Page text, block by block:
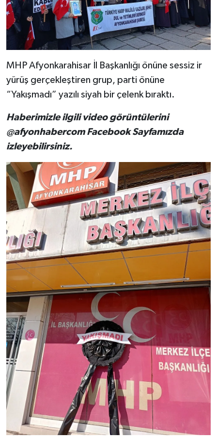
MHP Afyonkarahisar İl Başkanlığı önüne sessiz ir
yürüş gerçekleştiren grup, parti önüne
“Yakışmadı” yazılı siyah bir çelenk bıraktı.
Haberimizle ilgili video görüntülerini
@afyonhabercom Facebook Sayfamızda
izleyebilirsiniz.